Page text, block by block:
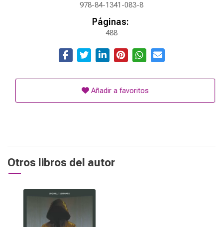
978-84-1341-083-8
Páginas:
488
Añadir a favoritos
Otros libros del autor